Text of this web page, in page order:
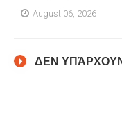
August 06, 2026
ΔΕΝ